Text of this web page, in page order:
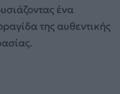
ένα
της αυθεντικής